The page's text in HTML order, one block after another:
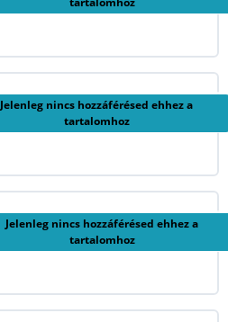
Jelenleg nincs hozzáférésed ehhez a
tartalomhoz
Jelenleg nincs hozzáférésed ehhez a
tartalomhoz